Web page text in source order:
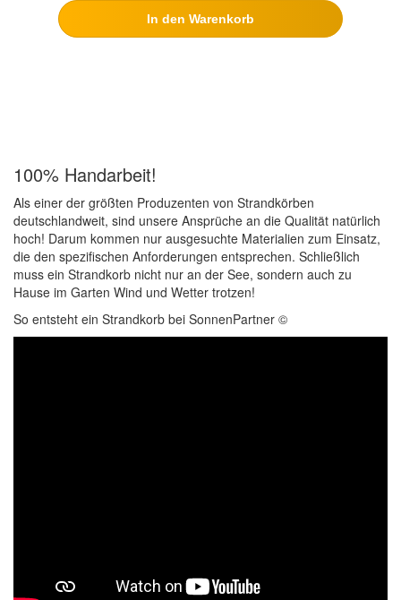
In den Warenkorb
100% Handarbeit!
Als einer der größten Produzenten von Strandkörben
deutschlandweit, sind unsere Ansprüche an die Qualität natürlich
hoch! Darum kommen nur ausgesuchte Materialien zum Einsatz,
die den spezifischen Anforderungen entsprechen. Schließlich
muss ein Strandkorb nicht nur an der See, sondern auch zu
Hause im Garten Wind und Wetter trotzen!
So entsteht ein Strandkorb bei SonnenPartner ©